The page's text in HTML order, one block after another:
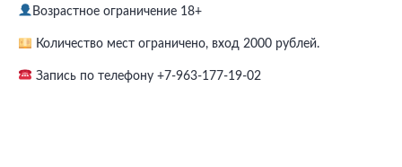
Возрастное ограничение 18+
Количество мест ограничено, вход 2000 рублей.
Запись по телефону +7-963-177-19-02